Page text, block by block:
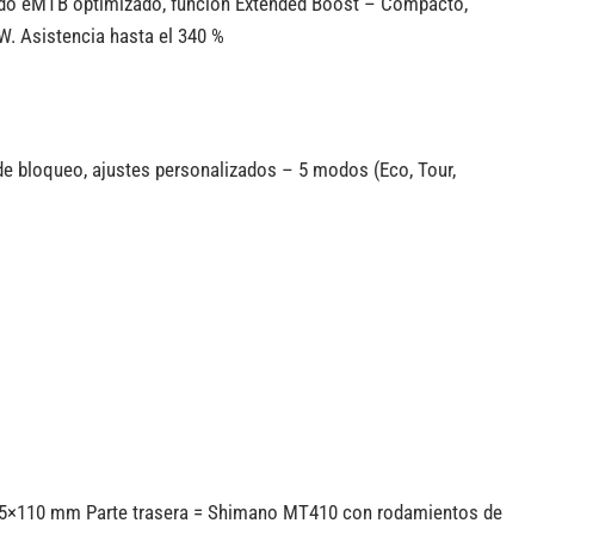
Asistencia hasta el 340 %
bloqueo, ajustes personalizados – 5 modos (Eco, Tour,
mm Parte trasera = Shimano MT410 con rodamientos de